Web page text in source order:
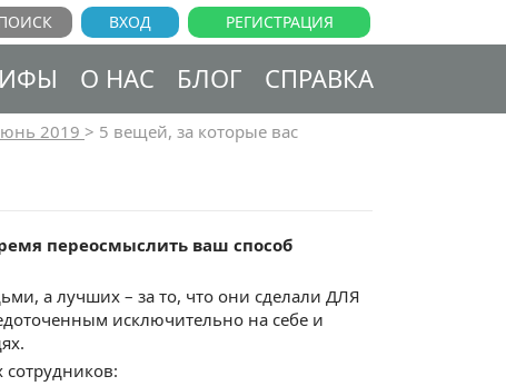
РЕГИСТРАЦИЯ
ВХОД
О НАС БЛОГ СПРАВКА
2019 > 5 вещей, за которые вас
переосмыслить ваш способ
а лучших – за то, что они сделали ДЛЯ
исключительно на себе и